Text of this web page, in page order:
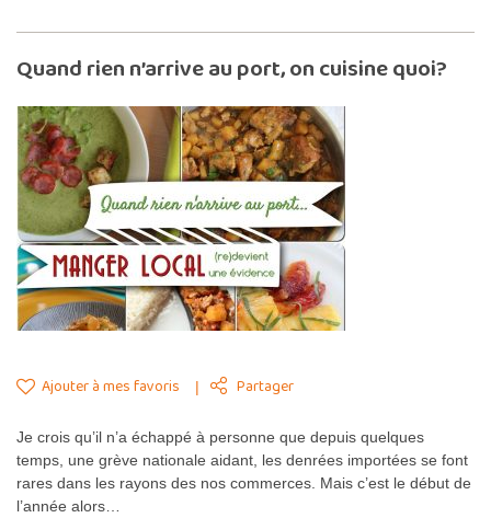
Quand rien n’arrive au port, on cuisine quoi?
Ajouter à mes favoris Partager
Je crois qu’il n’a échappé à personne que depuis quelques
temps, une grève nationale aidant, les denrées importées se font
rares dans les rayons des nos commerces. Mais c’est le début de
l’année alors…